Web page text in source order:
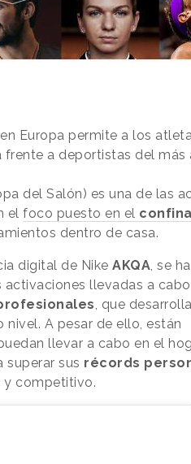
en Europa permite a los
a deportistas del más
del Salón) es una de las
el foco puesto en el
dentro de casa.
digital de Nike AKQA , se ha
llevadas a
, que
A pesar de ello, están
llevar a cabo en el
superar sus récords
y competitivo.